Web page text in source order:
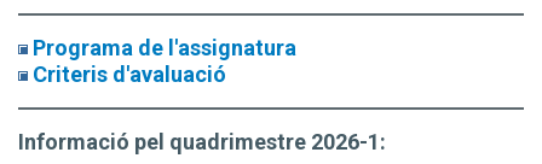
Programa de l'assignatura
Criteris d'avaluació
Informació pel quadrimestre 2026-1: